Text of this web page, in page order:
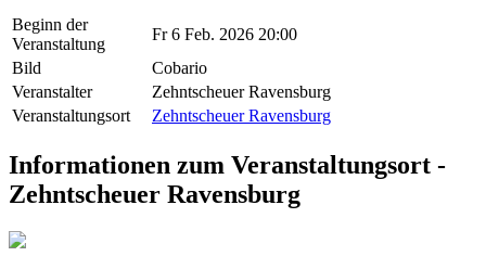
Beginn der
Veranstaltung
Fr 6 Feb. 2026 20:00
Bild
Cobario
Veranstalter
Zehntscheuer Ravensburg
Veranstaltungsort
Zehntscheuer Ravensburg
Informationen zum Veranstaltungsort -
Zehntscheuer Ravensburg